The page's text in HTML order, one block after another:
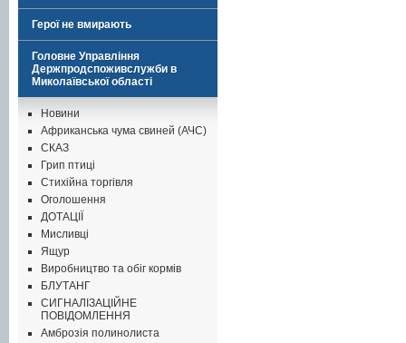
Герої не вмирають
Головне Управління
Держпродспоживслужби в
Миколаївської області
Новини
Африканська чума свиней (АЧС)
СКАЗ
Грип птиці
Стихійна торгівля
Оголошення
ДОТАЦІЇ
Мисливці
Ящур
Виробництво та обіг кормів
БЛУТАНГ
СИГНАЛІЗАЦІЙНЕ
ПОВІДОМЛЕННЯ
Амброзія полинолиста